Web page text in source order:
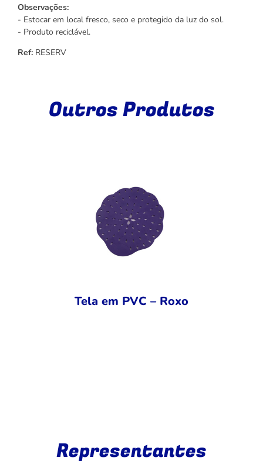
Observações:
- Estocar em local fresco, seco e protegido da luz do sol.
- Produto reciclável.
Ref: RESERV
Outros Produtos
Tela em PVC – Roxo
Representantes